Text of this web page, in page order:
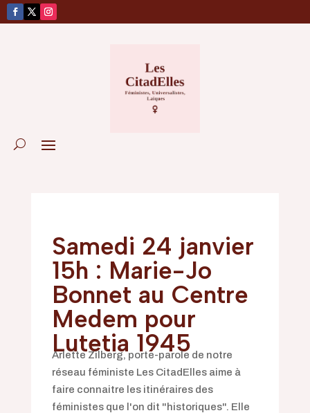
Samedi 24 janvier
15h : Marie-Jo
Bonnet au Centre
Medem pour
Lutetia 1945
Arlette Zilberg, porte-parole de notre
réseau féministe Les CitadElles aime à
faire connaitre les itinéraires des
féministes que l'on dit "historiques". Elle